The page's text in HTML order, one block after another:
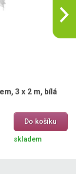
3 x 2 m, bílá
Do košíku
skladem